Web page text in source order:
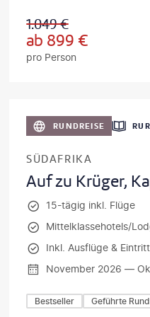
1.049€
ab 899 €
pro Person
RUNDREISE
SÜDAFRIKA
Auf zu Krüger,
15-tägig inkl. Flüge
Mittelklassehotels/
Inkl. Ausflüge &
November 2026 —
Bestseller Geführte